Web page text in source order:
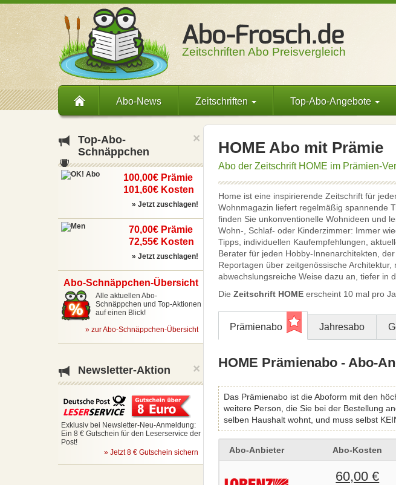
Zeitschriften Abo Preisvergleich
Abo-News Zeitschriften Top-Abo-Angebote
HOME Abo mit Prämie
Abo der Zeitschrift HOME im Prämien-
Home ist eine inspirierende Zeitschrift für
Wohnmagazin liefert regelmäßig spannende
finden Sie unkonventionelle Wohnideen und
Wohn-, Schlaf- oder Kinderzimmer: Immer
Tipps, individuellen Kaufempfehlungen,
Berater für jeden Hobby-Innenarchitekten,
Reportagen über zeitgenössische
abwechslungsreiche Weise dazu an, tiefer in
Die Zeitschrift HOME erscheint 10 mal pro
Prämienabo Jahresabo
HOME Prämienabo - Abo-
Das Prämienabo ist die Aboform mit den
weitere Person, die Sie bei der Bestellung
selben Haushalt wohnt, und muss selbst
Abo-Anbieter Abo-Kosten
60,00 €
×
Top-Abo-
Schnäppchen
100,00€ Prämie
101,60€ Kosten
» Jetzt zuschlagen!
70,00€ Prämie
72,55€ Kosten
» Jetzt zuschlagen!
Abo-Schnäppchen-Übersicht
Alle aktuellen Abo-
Schnäppchen und Top-Aktionen
auf einen Blick!
» zur Abo-Schnäppchen-Übersicht
×
Newsletter-Aktion
Exklusiv bei Newsletter-Neu-Anmeldung:
Ein 8 € Gutschein für den Leserservice der
Post!
» Jetzt 8 € Gutschein sichern